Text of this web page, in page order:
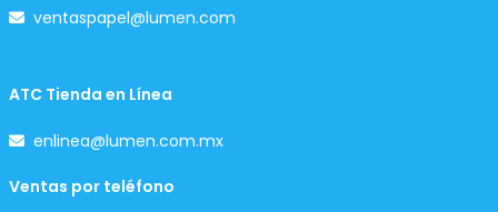
ventaspapel@lumen.com
ATC Tienda en Línea
enlinea@lumen.com.mx
Ventas por teléfono